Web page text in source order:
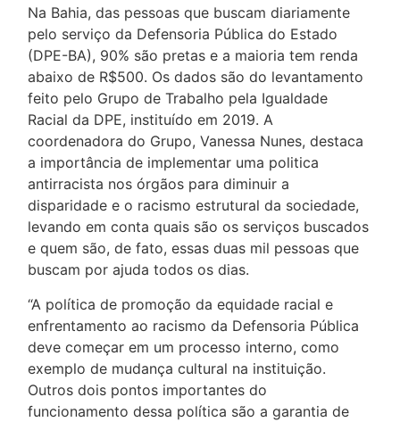
Na Bahia, das pessoas que buscam diariamente
pelo serviço da Defensoria Pública do Estado
(DPE-BA), 90% são pretas e a maioria tem renda
abaixo de R$500. Os dados são do levantamento
feito pelo Grupo de Trabalho pela Igualdade
Racial da DPE, instituído em 2019. A
coordenadora do Grupo, Vanessa Nunes, destaca
a importância de implementar uma politica
antirracista nos órgãos para diminuir a
disparidade e o racismo estrutural da sociedade,
levando em conta quais são os serviços buscados
e quem são, de fato, essas duas mil pessoas que
buscam por ajuda todos os dias.
“A política de promoção da equidade racial e
enfrentamento ao racismo da Defensoria Pública
deve começar em um processo interno, como
exemplo de mudança cultural na instituição.
Outros dois pontos importantes do
funcionamento dessa política são a garantia de